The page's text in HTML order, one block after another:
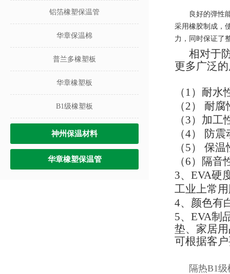
铝箔橡塑保温管
华章保温棉
普兰多橡塑板
华章橡塑板
B1级橡塑板
神州保温材料
华章橡塑保温管
良好的弹性
采用橡胶制成，
力，同时保证了
相对于
更多广泛
（ 1）耐水
（2） 耐
（3）加工
（4） 防
（5） 保
（6）隔音
3、 EVA硬
工业上常
4、颜色有
5、 EVA制
垫、家居
可根据客
隔热B1